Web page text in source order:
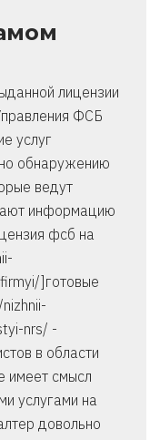
лицензии
ФСБ
услуг
обнаружению
ведут
информацию
фсб на
]готовые
nrs/ -
в области
имеет смысл
услугами на
довольно